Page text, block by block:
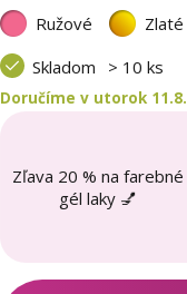
Ružové Zlaté
Skladom
> 10 ks
Doručíme v utorok 11.8.
Zľava 20 % na farebné
gél laky 💅